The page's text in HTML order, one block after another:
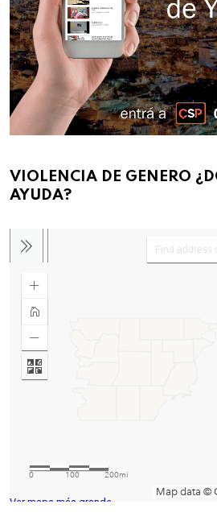
VIOLENCIA DE GENERO
AYUDA?
Ver mapa más grande